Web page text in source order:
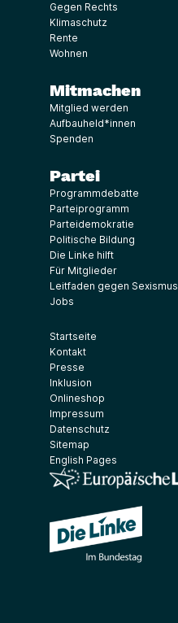
Gegen Rechts
Klimaschutz
Rente
Wohnen
Mitmachen
Mitglied werden
Aufbauheld*innen
Spenden
Partei
Programmdebatte
Parteiprogramm
Parteidemokratie
Politische Bildung
Die Linke hilft
Für Mitglieder
Leitfaden gegen Sexismus
Jobs
Startseite
Kontakt
Presse
Inklusion
Onlineshop
Impressum
Datenschutz
Sitemap
English Pages